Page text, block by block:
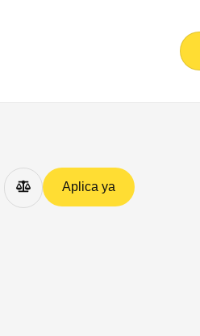
Aplica ya